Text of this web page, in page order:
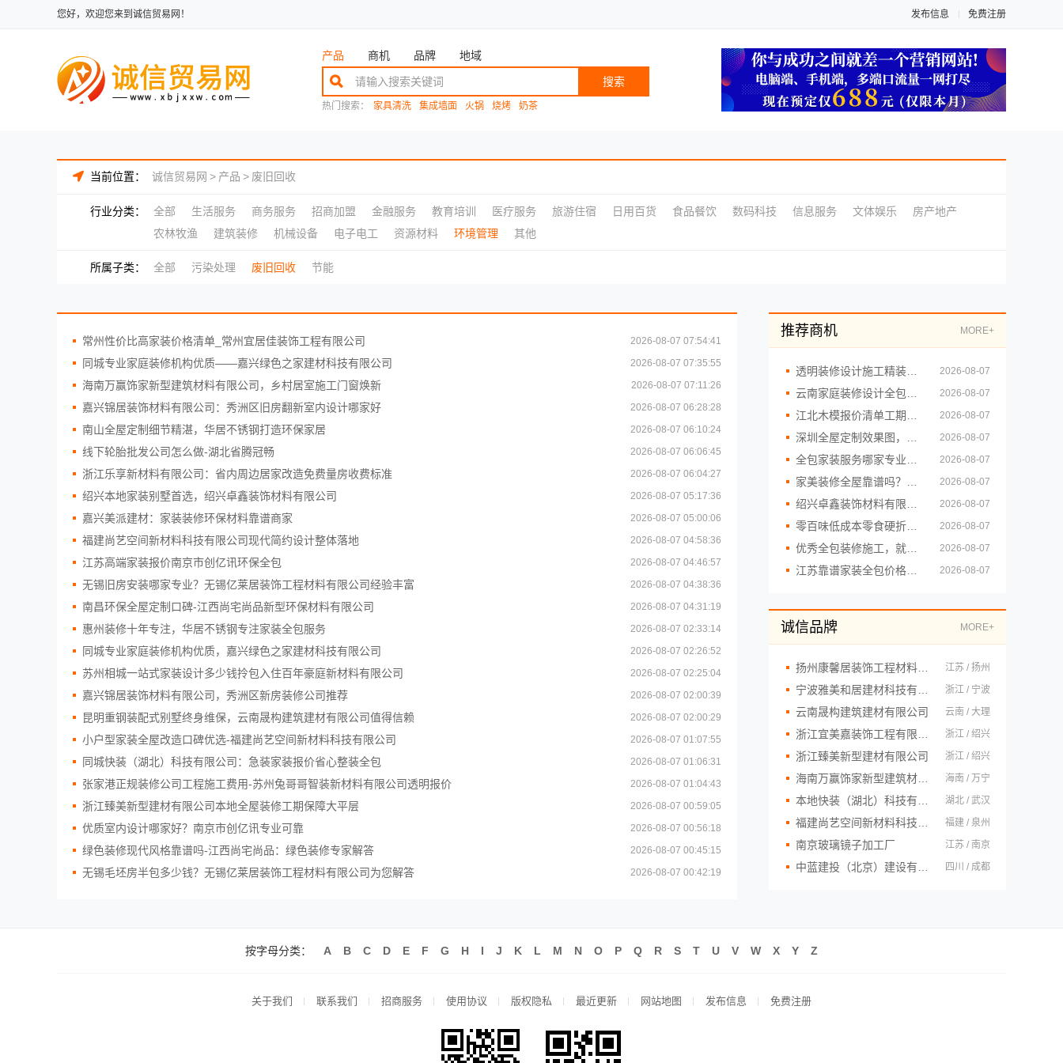
您好，欢迎您来到诚信贸易网！ 发布信息 免费注册
产品 商机 品牌 地域
搜索
热门搜索： 家具清洗 集成墙面 火锅 烧烤 奶茶
当前位置： 诚信贸易网 > 产品 > 废旧回收
行业分类： 全部 生活服务 商务服务 招商加盟 金融服务 教育培训 医疗服务 旅游住宿 日用百货 食品餐饮 数码科技 信息服务 文体娱乐
房产地产
农林牧渔
建筑装修 机械设备 电子电工 资源材料 环境管理 其他
所属子类： 全部 污染处理 废旧回收 节能
常州性价比高家装价格清单_常州宜居佳装饰工程有限公司 2026-08-07 07:54:41
同城专业家庭装修机构优质——嘉兴绿色之家建材科技有限公司 2026-08-07 07:35:55
海南万赢饰家新型建筑材料有限公司，乡村居室施工门窗焕新 2026-08-07 07:11:26
嘉兴锦居装饰材料有限公司：秀洲区旧房翻新室内设计哪家好 2026-08-07 06:28:28
南山全屋定制细节精湛，华居不锈钢打造环保家居 2026-08-07 06:10:24
线下轮胎批发公司怎么做-湖北省腾冠畅 2026-08-07 06:06:45
浙江乐享新材料有限公司：省内周边居家改造免费量房收费标准 2026-08-07 06:04:27
绍兴本地家装别墅首选，绍兴卓鑫装饰材料有限公司 2026-08-07 05:17:36
嘉兴美派建材：家装装修环保材料靠谱商家 2026-08-07 05:00:06
福建尚艺空间新材料科技有限公司现代简约设计整体落地 2026-08-07 04:58:36
江苏高端家装报价南京市创亿讯环保全包 2026-08-07 04:46:57
无锡旧房安装哪家专业？无锡亿莱居装饰工程材料有限公司经验丰富 2026-08-07 04:38:36
南昌环保全屋定制口碑-江西尚宅尚品新型环保材料有限公司 2026-08-07 04:31:19
惠州装修十年专注，华居不锈钢专注家装全包服务 2026-08-07 02:33:14
同城专业家庭装修机构优质，嘉兴绿色之家建材科技有限公司 2026-08-07 02:26:52
苏州相城一站式家装设计多少钱拎包入住百年豪庭新材料有限公司 2026-08-07 02:25:04
嘉兴锦居装饰材料有限公司，秀洲区新房装修公司推荐 2026-08-07 02:00:39
昆明重钢装配式别墅终身维保，云南晟构建筑建材有限公司值得信赖 2026-08-07 02:00:29
小户型家装全屋改造口碑优选-福建尚艺空间新材料科技有限公司 2026-08-07 01:07:55
同城快装（湖北）科技有限公司：急装家装报价省心整装全包 2026-08-07 01:06:31
张家港正规装修公司工程施工费用-苏州兔哥哥智装新材料有限公司透明报价 2026-08-07 01:04:43
浙江臻美新型建材有限公司本地全屋装修工期保障大平层 2026-08-07 00:59:05
优质室内设计哪家好？南京市创亿讯专业可靠 2026-08-07 00:56:18
绿色装修现代风格靠谱吗-江西尚宅尚品：绿色装修专家解答 2026-08-07 00:45:15
无锡毛坯房半包多少钱？无锡亿莱居装饰工程材料有限公司为您解答 2026-08-07 00:42:19
推荐商机 MORE+
2026-08-07
2026-08-07
2026-08-07
2026-08-07
2026-08-07
2026-08-07
2026-08-07
2026-08-07
2026-08-07
2026-08-07
诚信品牌 MORE+
江苏 / 扬州
浙江 / 宁波
云南晟构建筑建材有限公司 云南 / 大理
浙江 / 绍兴
浙江臻美新型建材有限公司 浙江 / 绍兴
海南 / 万宁
湖北 / 武汉
福建 / 泉州
南京玻璃镜子加工厂 江苏 / 南京
四川 / 成都
按字母分类： A B C D E F G H I J K L M N O P Q R S T U V W X Y Z
关于我们 联系我们 招商服务 使用协议 版权隐私 最近更新 网站地图 发布信息 免费注册